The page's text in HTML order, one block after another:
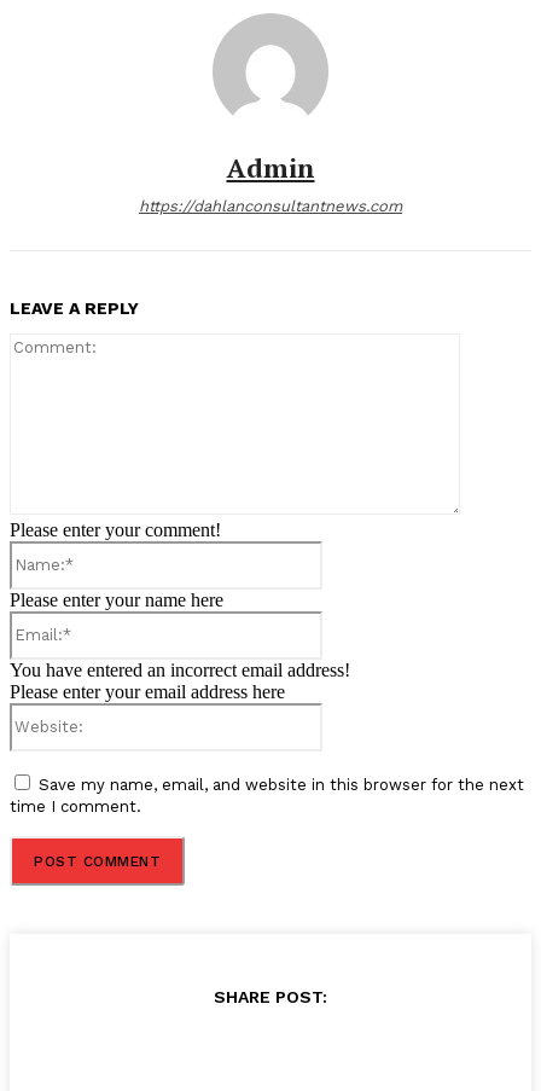
Admin
https://dahlanconsultantnews.com
LEAVE A REPLY
Please enter your comment!
Please enter your name here
You have entered an incorrect email address!
Please enter your email address here
Save my name, email, and website in this browser for the next
time I comment.
SHARE POST: